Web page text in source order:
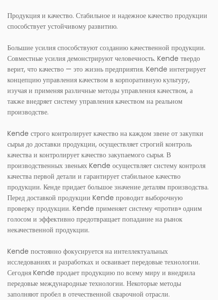
Продукция и качество. Стабильное и надежное качество продукции
способствует устойчивому развитию.
Большие усилия способствуют созданию качественной продукции.
Совместные усилия демонстрируют человечность. Kende твердо
верит, что качество — это жизнь предприятия. Kende интегрирует
концепцию управления качеством в корпоративную культуру,
изучая и применяя различные методы управления качеством, а
также внедряет систему управления качеством на реальном
производстве.
Kende строго контролирует качество на каждом звене от закупки
сырья до доставки продукции, осуществляет строгий контроль
качества и контролирует качество закупаемого сырья. В
производственных звеньях Kende осуществляет систему контроля
качества первой детали и гарантирует стабильное качество
продукции. Кенде придает большое значение деталям производства.
Перед доставкой продукции Kende проводит выборочную
проверку продукции. Kende применяет систему «против» одним
голосом и эффективно предотвращает попадание на рынок
некачественной продукции.
Kende постоянно фокусируется на интеллектуальных
исследованиях и разработках и осваивает передовые технологии.
Сегодня Kende продает продукцию по всему миру и внедрила
передовые международные технологии. Некоторые методы
заполняют пробел в отечественной сварочной отрасли.